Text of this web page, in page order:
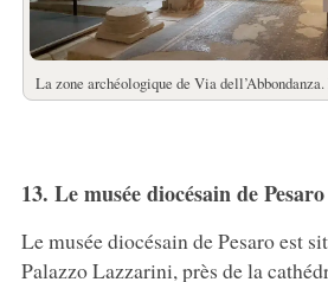
La zone archéologique de Via
13. Le musée diocésain de Pesaro
Le musée diocésain de Pesaro est
Palazzo Lazzarini, près de la